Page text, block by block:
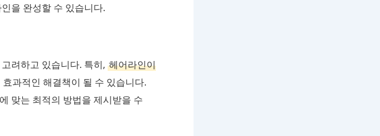
을 완성할 수 있습니다.
려하고 있습니다. 특히, 헤어라인이
과적인 해결책이 될 수 있습니다.
맞는 최적의 방법을 제시받을 수